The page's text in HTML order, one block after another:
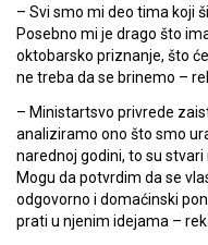
– Svi smo mi deo tima koji
Posebno mi je drago što
oktobarsko priznanje, što
ne treba da se brinemo –
– Ministartsvo privrede
analiziramo ono što smo
narednoj godini, to su
Mogu da potvrdim da se
odgovorno i domaćinski
prati u njenim idejama –